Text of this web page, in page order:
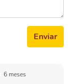
Enviar
6 meses